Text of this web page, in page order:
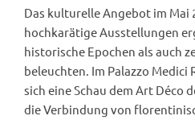
Das kulturelle Angebot im Mai
hochkarätige Ausstellungen
historische Epochen als auch
beleuchten. Im Palazzo Medici
sich eine Schau dem Art Déco
die Verbindung von